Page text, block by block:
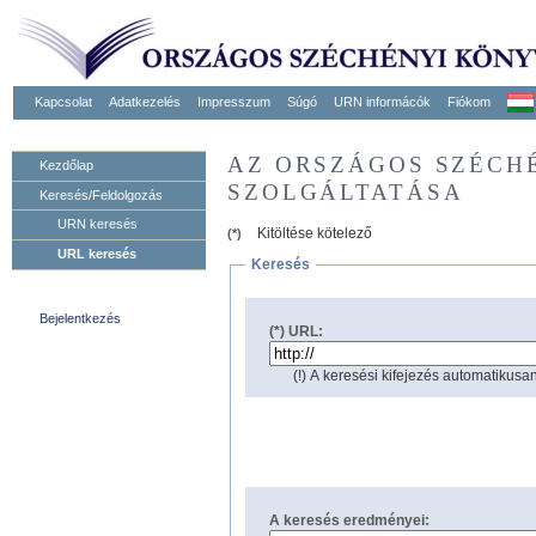
Kapcsolat Adatkezelés Impresszum Súgó URN informácók Fiókom
Kezdőlap
Keresés/Feldolgozás
URN keresés
URL keresés
Bejelentkezés
AZ ORSZÁGOS
SZOLGÁLTATÁSA
(*)
Kitöltése kötelező
Keresés
(*) URL:
(!) A keresési kifejezés
A keresés eredményei: